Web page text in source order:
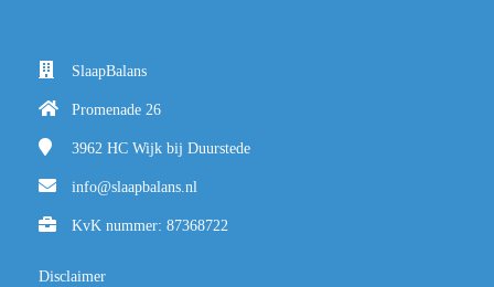
SlaapBalans
Promenade 26
3962 HC Wijk bij Duurstede
info@slaapbalans.nl
KvK nummer: 87368722
Disclaimer